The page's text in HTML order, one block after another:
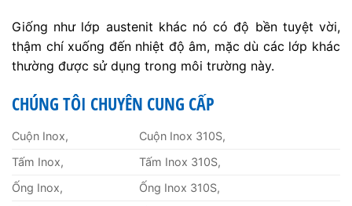
Giống như lớp austenit khác nó có độ bền tuyệt vời,
thậm chí xuống đến nhiệt độ âm, mặc dù các lớp khác
thường được sử dụng trong môi trường này.
CHÚNG TÔI CHUYÊN CUNG CẤP
Cuộn Inox,
Cuộn Inox 310S,
Tấm Inox,
Tấm Inox 310S,
Ống Inox,
Ống Inox 310S,